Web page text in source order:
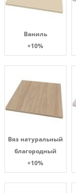
Ваниль
+10%
Вяз натуральный
благородный
+10%